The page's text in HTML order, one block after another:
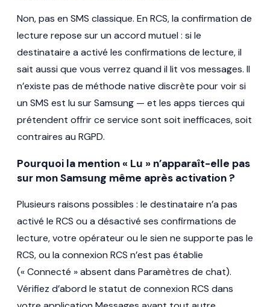
Non, pas en SMS classique. En RCS, la confirmation de
lecture repose sur un accord mutuel : si le
destinataire a activé les confirmations de lecture, il
sait aussi que vous verrez quand il lit vos messages. Il
n’existe pas de méthode native discrète pour voir si
un SMS est lu sur Samsung — et les apps tierces qui
prétendent offrir ce service sont soit inefficaces, soit
contraires au RGPD.
Pourquoi la mention « Lu » n’apparaît-elle pas
sur mon Samsung même après activation ?
Plusieurs raisons possibles : le destinataire n’a pas
activé le RCS ou a désactivé ses confirmations de
lecture, votre opérateur ou le sien ne supporte pas le
RCS, ou la connexion RCS n’est pas établie
(« Connecté » absent dans Paramètres de chat).
Vérifiez d’abord le statut de connexion RCS dans